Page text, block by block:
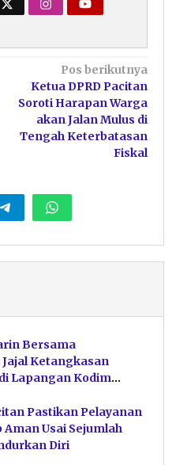
Pos berikutnya
Ketua DPRD Pacitan
Soroti Harapan Warga
akan Jalan Mulus di
Tengah Keterbatasan
Fiskal
Bersama
Ketangkasan
Lapangan Kodim
Pastikan Pelayanan
Aman Usai Sejumlah
Diri